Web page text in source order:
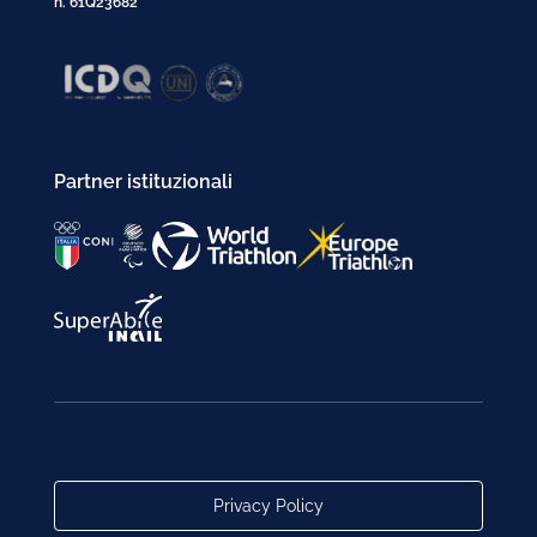
Partner istituzionali
Privacy Policy